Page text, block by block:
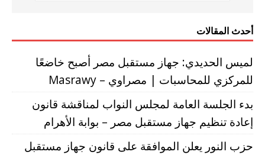
أحدث المقالات
لميس الحديدي: جهاز مستقبل مصر أصبح خاضعًا
للمركزي للمحاسبات | مصراوي – Masrawy
بدء الجلسة العامة لمجلس النواب لمناقشة قانون
إعادة تنظيم جهاز مستقبل مصر – بوابة الأهرام
حزب النور يعلن الموافقة على قانون جهاز مستقبل